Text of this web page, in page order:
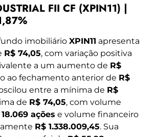
FII CF (XPIN11) |
imobiliário XPIN11 apresenta
R$ 74,05, com variação positiva
a um aumento de R$
ao fechamento anterior de R$
entre a mínima de R$
de R$ 74,05, com volume
18.069 ações e volume financeiro
R$ 1.338.009,45. Sua